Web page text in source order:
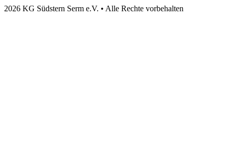
2026 KG Südstern Serm e.V. • Alle Rechte vorbehalten